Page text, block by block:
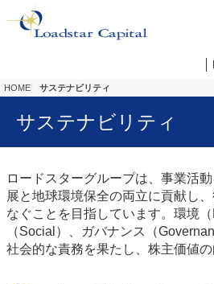
HOME サステナビリティ
サステナビリティ
ロードスターグループは、事業活
展と地球環境保全の両立に貢献し
なぐことを目指しています。環境
（Social）、ガバナンス（
社会的な責務を果たし、株主価値の